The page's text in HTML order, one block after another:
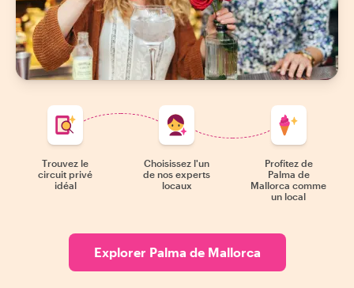
Trouvez le
circuit privé
idéal
Choisissez l'un
de nos experts
locaux
Profitez de
Palma de
Mallorca comme
un local
Explorer Palma de Mallorca